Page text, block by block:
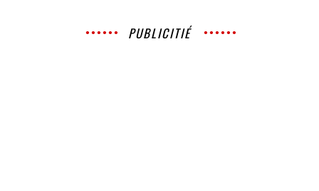
PUBLICITIÉ